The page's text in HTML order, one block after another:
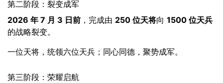
第二阶段：裂变成军
2026 年7 月 3 日前，完成由 250 位天将向 1500 位天兵
的战略裂变。
一位天将，统领六位天兵；同心同德，聚势成军。
第三阶段：荣耀启航